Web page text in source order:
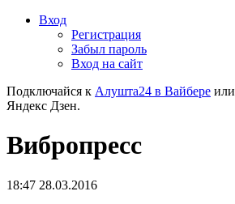
Вход
Регистрация
Забыл пароль
Вход на сайт
Подключайся к Алушта24 в Вайбере или
Яндекс Дзен.
Вибропресс
18:47 28.03.2016